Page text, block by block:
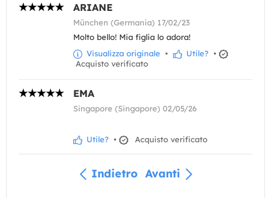
ARIANE
München (Germania) 17/02/23
Molto bello! Mia figlia lo adora!
Visualizza originale • Utile? •
Acquisto verificato
EMA
Singapore (Singapore) 02/05/26
Utile? • Acquisto verificato
Indietro Avanti